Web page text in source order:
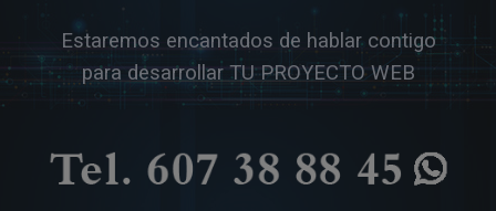
Estaremos encantados de hablar contigo
para desarrollar TU PROYECTO WEB